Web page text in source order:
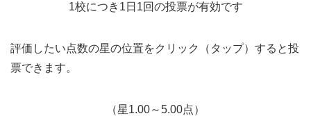
1校につき1日1回の投票が有効です
評価したい点数の星の位置をクリック（タップ）すると投
票できます。
（星1.00～5.00点）